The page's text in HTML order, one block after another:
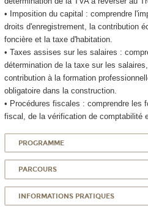
• Imposition du capital : comprendre
droits d'enregistrement, la contribution
foncière et la taxe d'habitation.
• Taxes assises sur les salaires :
détermination de la taxe sur les
contribution à la formation
obligatoire dans la construction.
• Procédures fiscales : comprendre les
fiscal, de la vérification de comptabilité
PROGRAMME
PARCOURS
INFORMATIONS PRATIQUES